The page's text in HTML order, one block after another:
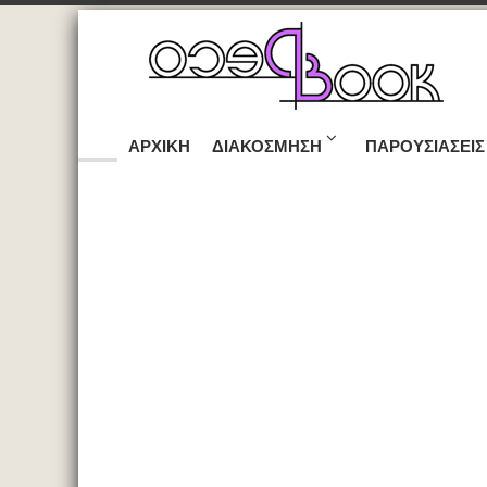
ΑΡΧΙΚΉ ΔΙΑΚΌΣΜΗΣΗ ΠΑΡΟΥΣΙΆΣΕΙΣ